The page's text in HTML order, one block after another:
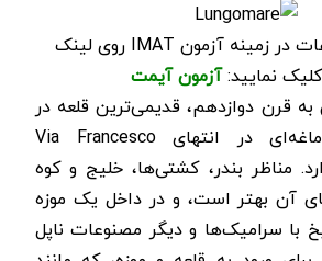
برای کسب اطلاعات در زمینه آزمون IMAT روی لینک
کلیک نمایید:آزمون آیمت
به قرن دوازدهم، قدیمی‌ترین قلعه در
در انتهایVia Francesco
مناظر بندر، کشتی‌ها، خلیج و کوه
آن بهتر است، و در داخل یک موزه
با سرامیک‌ها و دیگر مصنوعات ناپل